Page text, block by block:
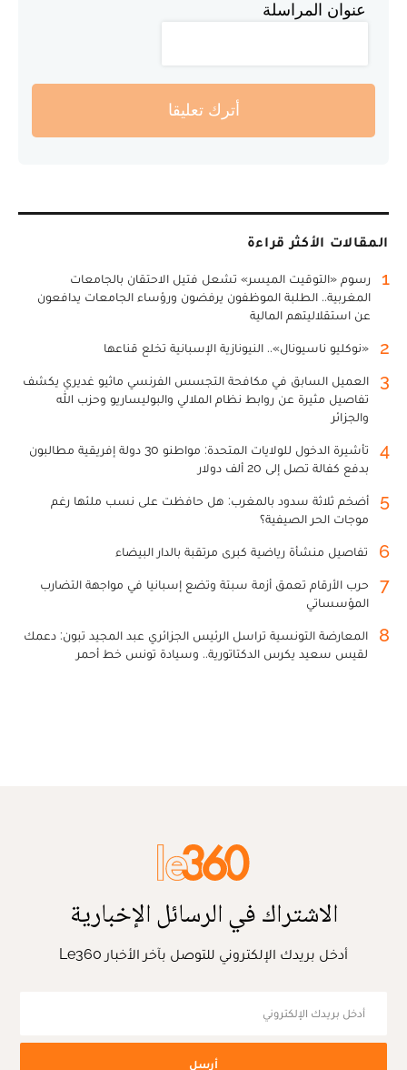
عنوان المراسلة
أترك تعليقا
المقالات الأكثر قراءة
1
رسوم «التوقيت الميسر» تشعل فتيل الاحتقان بالجامعات
المغربية.. الطلبة الموظفون يرفضون ورؤساء الجامعات يدافعون
عن استقلاليتهم المالية
2 «نوكليو ناسيونال».. النيونازية الإسبانية تخلع قناعها
3
العميل السابق في مكافحة التجسس الفرنسي ماثيو غديري يكشف
تفاصيل مثيرة عن روابط نظام الملالي والبوليساريو وحزب الله
والجزائر
4
تأشيرة الدخول للولايات المتحدة: مواطنو 30 دولة إفريقية مطالبون
بدفع كفالة تصل إلى 20 ألف دولار
5
أضخم ثلاثة سدود بالمغرب: هل حافظت على نسب ملئها رغم
موجات الحر الصيفية؟
6 تفاصيل منشأة رياضية كبرى مرتقبة بالدار البيضاء
7
حرب الأرقام تعمق أزمة سبتة وتضع إسبانيا في مواجهة التضارب
المؤسساتي
8
المعارضة التونسية تراسل الرئيس الجزائري عبد المجيد تبون: دعمك
لقيس سعيد يكرس الدكتاتورية.. وسيادة تونس خط أحمر
الاشتراك في الرسائل الإخبارية
أدخل بريدك الإلكتروني للتوصل بآخر الأخبار Le360
أرسل